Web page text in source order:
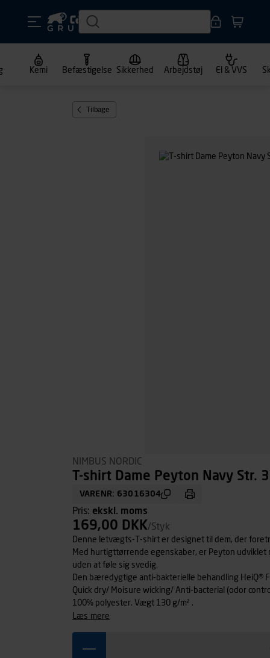
Kemi Befæstigelse Sikkerhed Arbejdstøj El & VVS
Tilbage
NIMBUS NORDIC
T-shirt Dame Peyton Navy Str.
VARENR: 63016304
Pris: ekskl. moms
169,00 DKK/Styk
Denne letvægts-T-shirt er designet til dem, der
Med hurtigttørrende egenskaber, er Peyton
uden at føle sig svedig.
Den bæredygtige anti-bakterielle behandling HeiQ®
Quick dry/ Moisure wicking/ Anti-bacterial (odor
100% polyester. Vægt 130 g/m² .
læs mere